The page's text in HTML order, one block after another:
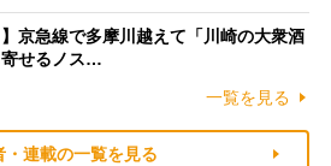
】京急線で多摩川越えて「川崎の大衆酒
せるノス…
一覧を見る
・連載の一覧を見る